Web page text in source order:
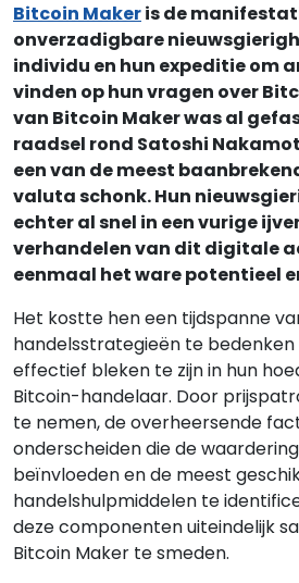
Bitcoin Makeris de
onverzadigbare
individu en hun expeditie om
vinden op hun vragen over
van Bitcoin Maker was al
raadsel rond Satoshi
een van de meest
valuta schonk. Hun
echter al snel in een vurige
verhandelen van dit digitale
eenmaal het ware potentieel
Het kostte hen een tijdspanne
handelsstrategieën te
effectief bleken te zijn in hun
Bitcoin-handelaar. Door
te nemen, de overheersende
onderscheiden die de
beïnvloeden en de meest
handelshulpmiddelen te
deze componenten uiteindelijk
Bitcoin Maker te smeden.